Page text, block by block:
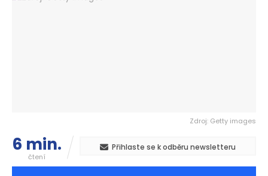
Zdroj: Getty images
6 min.
čtení
Přihlaste se k odběru newsletteru